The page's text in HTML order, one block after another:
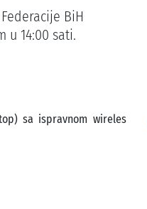
BiH
u 14:00 sati.
sa ispravnom wireles